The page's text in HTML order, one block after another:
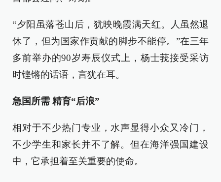
“夕阳虽落苍山后，犹映晚霞满天红。人虽然退
休了，但为国家作贡献的脚步不能停。”在三年
多前举办的90岁寿辰仪式上，杨士莪接受采访
时铿锵的话语，言犹在耳。
急国所需 精育“后浪”
相对于不少热门专业，水声显得小众又冷门，
不少学生和家长并不了解。但在海洋强国建设
中，它承担着至关重要的使命。